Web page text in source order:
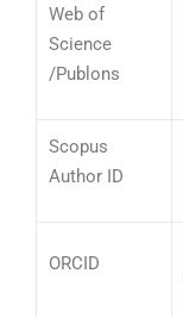
Web of
Science
/Publons
Scopus
Author ID
ORCID